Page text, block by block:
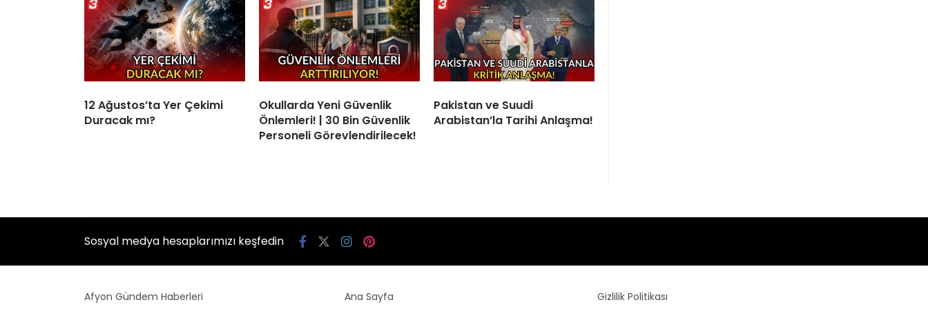
12 Ağustos’ta Yer Çekimi
Duracak mı?
Okullarda Yeni Güvenlik
Önlemleri! | 30 Bin Güvenlik
Personeli Görevlendirilecek!
Pakistan ve Suudi
Arabistan’la Tarihi Anlaşma!
Sosyal medya hesaplarımızı keşfedin
Afyon Gündem Haberleri Ana Sayfa Gizlilik Politikası